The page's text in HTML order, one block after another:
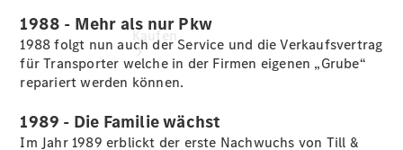
Kaufen
1988 - Mehr als nur Pkw
1988 folgt nun auch der Service und die Verkaufsvertrag
für Transporter welche in der Firmen eigenen „Grube“
repariert werden können.
1989 - Die Familie wächst
Im Jahr 1989 erblickt der erste Nachwuchs von Till &